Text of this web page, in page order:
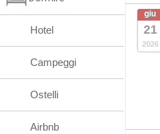
giu
21
2026
Hotel
Campeggi
Ostelli
Airbnb